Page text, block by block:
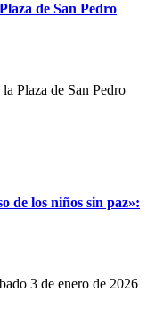
de San Pedro
Plaza de San Pedro
de los niños sin paz»:
3 de enero de 2026